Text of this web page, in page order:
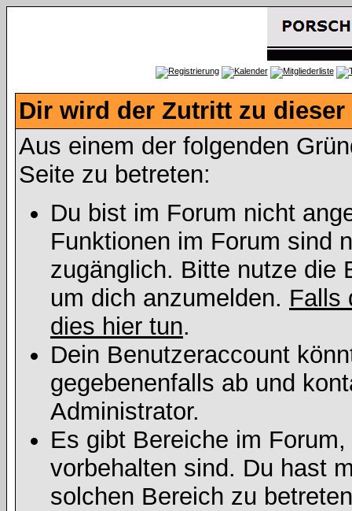
Dir wird der Zutritt zu dieser
Aus einem der folgenden
Seite zu betreten:
Du bist im Forum nicht
Funktionen im Forum sind
zugänglich. Bitte nutze die
um dich anzumelden. Falls
dies hier tun.
Dein Benutzeraccount
gegebenenfalls ab und
Administrator.
Es gibt Bereiche im
vorbehalten sind. Du hast
solchen Bereich zu